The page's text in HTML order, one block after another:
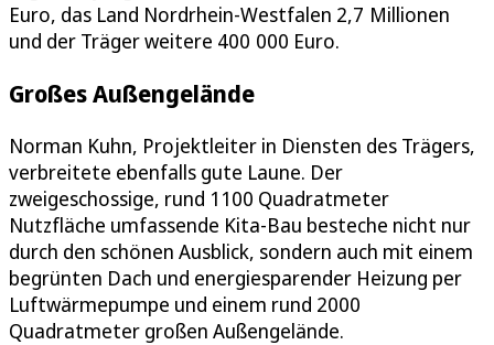
Euro, das Land Nordrhein-Westfalen 2,7 Millionen
und der Träger weitere 400 000 Euro.
Großes Außengelände
Norman Kuhn, Projektleiter in Diensten des Trägers,
verbreitete ebenfalls gute Laune. Der
zweigeschossige, rund 1100 Quadratmeter
Nutzfläche umfassende Kita-Bau besteche nicht nur
durch den schönen Ausblick, sondern auch mit einem
begrünten Dach und energiesparender Heizung per
Luftwärmepumpe und einem rund 2000
Quadratmeter großen Außengelände.